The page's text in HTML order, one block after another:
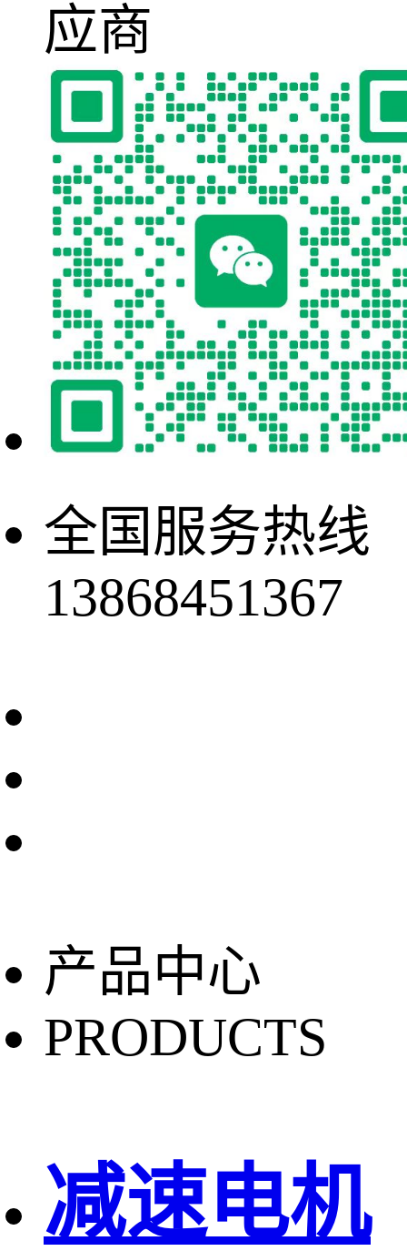
应商
全国服务热线
13868451367
产品中心
PRODUCTS
减速电机